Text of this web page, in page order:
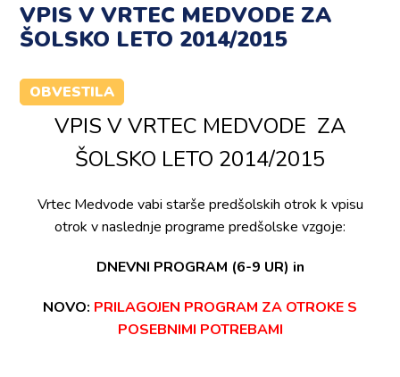
VPIS V VRTEC MEDVODE ZA
ŠOLSKO LETO 2014/2015
OBVESTILA
VPIS V VRTEC MEDVODE ZA
ŠOLSKO LETO 2014/2015
Vrtec Medvode vabi starše predšolskih otrok k vpisu
otrok v naslednje programe predšolske vzgoje:
DNEVNI PROGRAM (6-9 UR) in
NOVO: PRILAGOJEN PROGRAM ZA OTROKE S
POSEBNIMI POTREBAMI